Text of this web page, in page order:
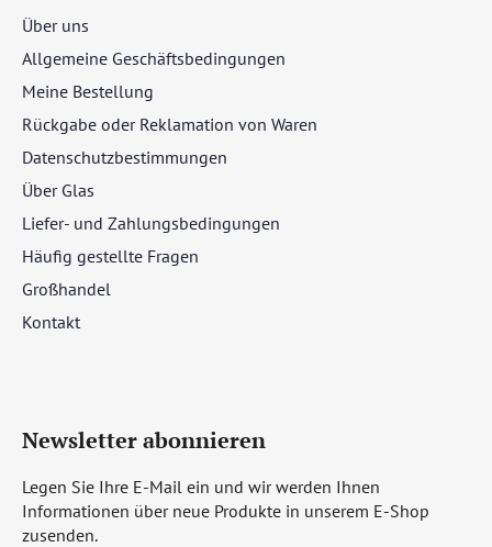
Über uns
Allgemeine Geschäftsbedingungen
Meine Bestellung
Rückgabe oder Reklamation von Waren
Datenschutzbestimmungen
Über Glas
Liefer- und Zahlungsbedingungen
Häufig gestellte Fragen
Großhandel
Kontakt
Newsletter abonnieren
Legen Sie Ihre E-Mail ein und wir werden Ihnen
Informationen über neue Produkte in unserem E-Shop
zusenden.